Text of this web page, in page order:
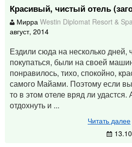
Красивый, чистый отель
Мирра Westin Diplomat Resort &
август, 2014
Ездили сюда на несколько дней,
покупаться, были на своей
понравилось, тихо, спокойно,
самого Майами. Поэтому если вы
то в этом отеле вряд ли удастся.
отдохнуть и ...
Читать далее